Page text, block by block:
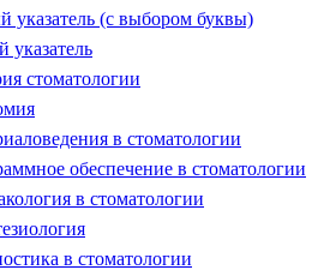
указатель (с выбором буквы)
указатель
стоматологии
в стоматологии
обеспечение в стоматологии
в стоматологии
в стоматологии